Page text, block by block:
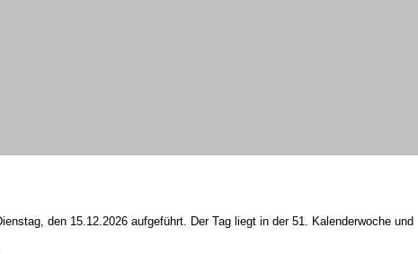
den 15.12.2026 aufgeführt. Der Tag liegt in der 51. Kalenderwoche und